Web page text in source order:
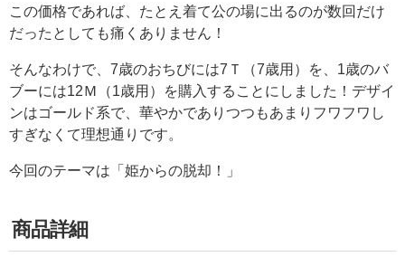
この価格であれば、たとえ着て公の場に出るのが数回だけ
だったとしても痛くありません！
そんなわけで、7歳のおちびには7Ｔ（7歳用）を、1歳のバ
ブーには12Ｍ（1歳用）を購入することにしました！デザイ
ンはゴールド系で、華やかでありつつもあまりフワフワし
すぎなくて理想通りです。
今回のテーマは「姫からの脱却！」
商品詳細